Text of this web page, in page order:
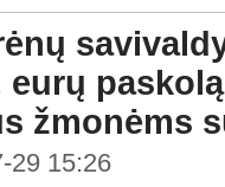
eurų
žmonėms
29 15:26